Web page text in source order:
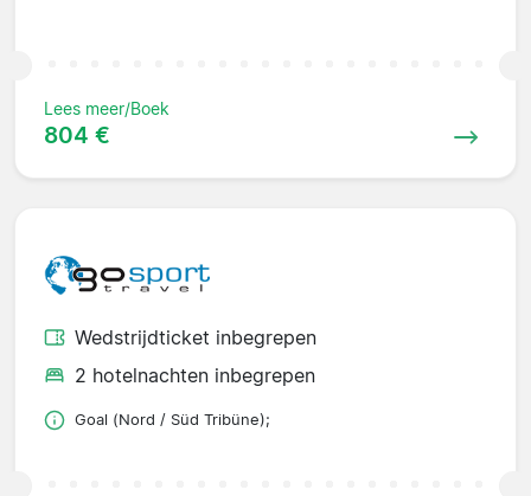
Lees meer/Boek
804 €
Wedstrijdticket inbegrepen
2 hotelnachten inbegrepen
Goal (Nord / Süd Tribüne);